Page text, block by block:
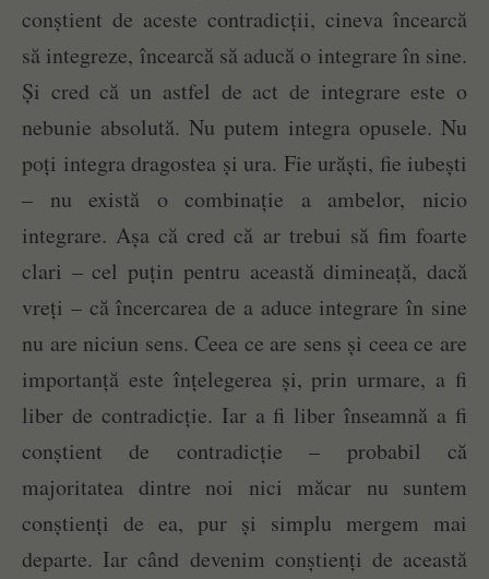
conștient de aceste contradicții, cineva încearcă
să integreze, încearcă să aducă o integrare în sine.
Și cred că un astfel de act de integrare este o
nebunie absolută. Nu putem integra opusele. Nu
poți integra dragostea și ura. Fie urăști, fie iubești
– nu există o combinație a ambelor, nicio
integrare. Așa că cred că ar trebui să fim foarte
clari – cel puțin pentru această dimineață, dacă
vreți – că încercarea de a aduce integrare în sine
nu are niciun sens. Ceea ce are sens și ceea ce are
importanță este înțelegerea și, prin urmare, a fi
liber de contradicție. Iar a fi liber înseamnă a fi
conștient de contradicție – probabil că
majoritatea dintre noi nici măcar nu suntem
conștienți de ea, pur și simplu mergem mai
departe. Iar când devenim conștienți de această